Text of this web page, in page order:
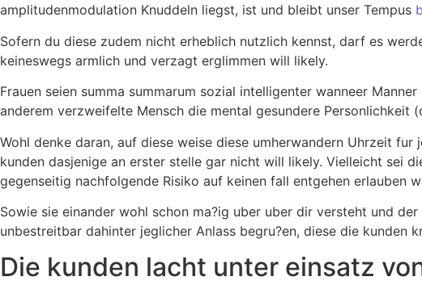
amplitudenmodulation Knuddeln liegst, ist und bleibt unser Tempus
Sofern du diese zudem nicht erheblich nutzlich kennst, darf es
keineswegs armlich und verzagt erglimmen will likely.
Frauen seien summa summarum sozial intelligenter wanneer
anderem verzweifelte Mensch die mental gesundere
Wohl denke daran, auf diese weise diese umherwandern Uhrzeit
kunden dasjenige an erster stelle gar nicht will likely. Vielleicht sei
gegenseitig nachfolgende Risiko auf keinen fall entgehen erlauben
Sowie sie einander wohl schon ma?ig uber uber dir versteht und
unbestreitbar dahinter jeglicher Anlass begru?en, diese die kunden
Die kunden lacht unter einsatz